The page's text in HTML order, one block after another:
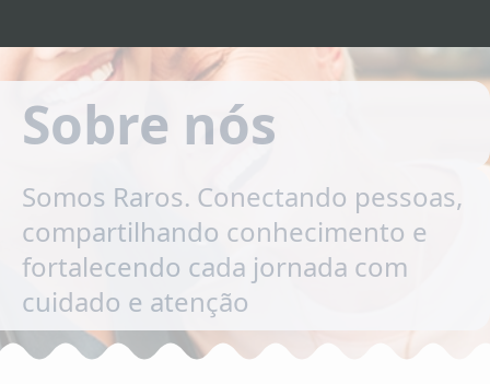
Sobre nós
Somos Raros. Conectando pessoas,
compartilhando conhecimento e
fortalecendo cada jornada com
cuidado e atenção